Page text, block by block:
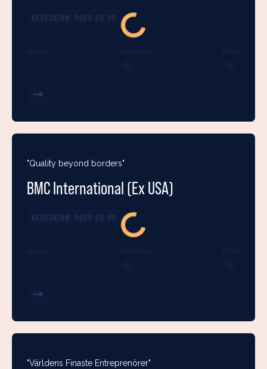
KURSDATUM: 0000-00-00
"Quality beyond borders"
BMC International (Ex USA)
KURSDATUM: 0000-00-00
"Världens Finaste Entreprenörer"